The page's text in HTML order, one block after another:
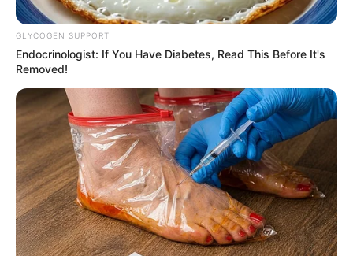
Alcaldía de Medellín
Estudiantes en Medellín
GLYCOGEN SUPPORT
Endocrinologist: If You Have Diabetes, Read This Before It's
Removed!